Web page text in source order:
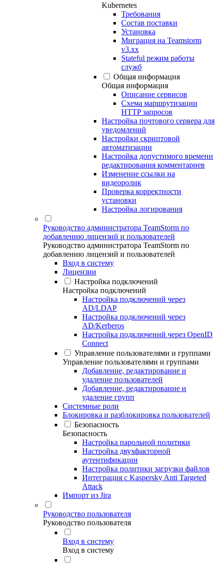
Kubernetes
Требования
Состав поставки
Установка
Миграция на Teamstorm
v3.xx
Stateful режим работы
служб
Общая информация
Общая информация
Описание сервисов
Схема маршрутизации
HTTP запросов
Настройка почтового сервера для
уведомлений
Настройки скриптовой
автоматизации
Настройка допустимого времени
редактирования комментариев
Изменение ссылки на
видеоролик
Проверка корректности
установки
Настройка логирования
Руководство администратора TeamStorm по
добавлению лицензий и пользователей
Руководство администратора TeamStorm по
добавлению лицензий и пользователей
Вход в систему
Лицензии
Настройка подключений
Настройка подключений
Настройка подключений через
AD/LDAP
Настройка подключений через
AD/Kerberos
Настройка подключений через OpenID
Connect
Управление пользователями и группами
Управление пользователями и группами
Добавление, редактирование и
удаление пользователей
Добавление, редактирование и
удаление групп
Системные роли
Блокировка и разблокировка пользователей
Безопасность
Безопасность
Настройка парольной политики
Настройка двухфакторной
аутентификации
Настройка политики загрузки файлов
Интеграция с Kaspersky Anti Targeted
Attack
Импорт из Jira
Руководство пользователя
Руководство пользователя
Вход в систему
Вход в систему